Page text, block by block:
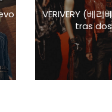
VERIVERY (베
tras dos